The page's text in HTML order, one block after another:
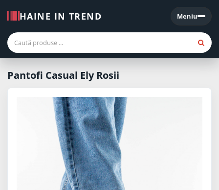
HAINE IN TREND Meniu
Meniu
Pantofi Casual Ely Rosii